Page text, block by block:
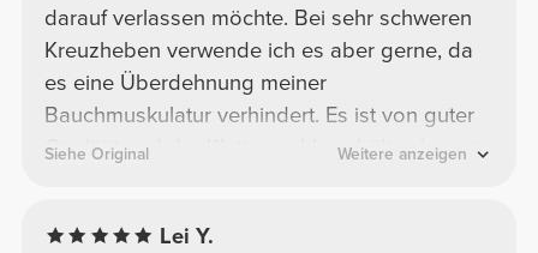
darauf verlassen möchte. Bei sehr schweren
Kreuzheben verwende ich es aber gerne, da
es eine Überdehnung meiner
Bauchmuskulatur verhindert. Es ist von guter
Qualität und der Klettverschluss hält sehr gut.
Siehe Original Weitere anzeigen
Lei Y.